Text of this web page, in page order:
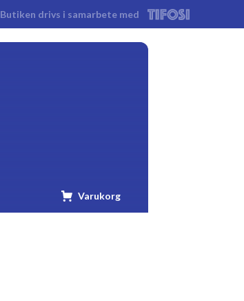
Butiken drivs i samarbete med
Tifosi
Varukorg